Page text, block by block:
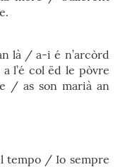
là / a-i é n’arcòrd
l’é col ëd le pòvre
/ as son marià an
tempo / Io sempre